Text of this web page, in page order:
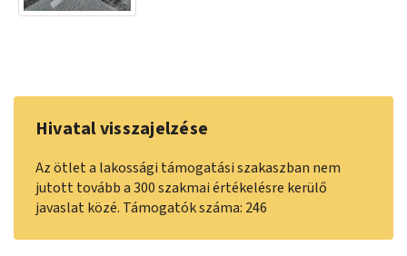
Hivatal visszajelzése
Az ötlet a lakossági támogatási szakaszban nem
jutott tovább a 300 szakmai értékelésre kerülő
javaslat közé. Támogatók száma: 246